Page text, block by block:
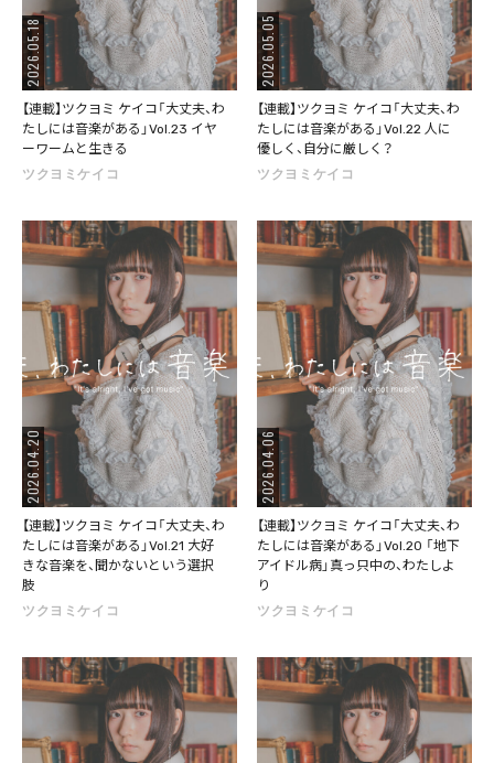
2026.05.18
【連載】ツクヨミ ケイコ「大丈夫、わ
たしには音楽がある」Vol.23 イヤ
ーワームと生きる
ツクヨミケイコ
2026.05.05
【連載】ツクヨミ ケイコ「大丈夫、わ
たしには音楽がある」Vol.22 人に
優しく、自分に厳しく？
ツクヨミケイコ
2026.04.20
【連載】ツクヨミ ケイコ「大丈夫、わ
たしには音楽がある」Vol.21 大好
きな音楽を、聞かないという選択
肢
ツクヨミケイコ
2026.04.06
【連載】ツクヨミ ケイコ「大丈夫、わ
たしには音楽がある」Vol.20 「地下
アイドル病」真っ只中の、わたしよ
り
ツクヨミケイコ